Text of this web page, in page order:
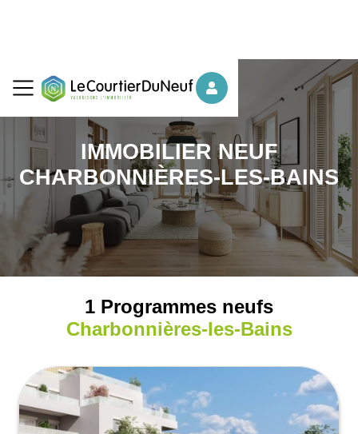
IMMOBILIER NEUF
CHARBONNIÈRES-LES-BAINS
1 Programmes neufs
Charbonnières-les-Bains